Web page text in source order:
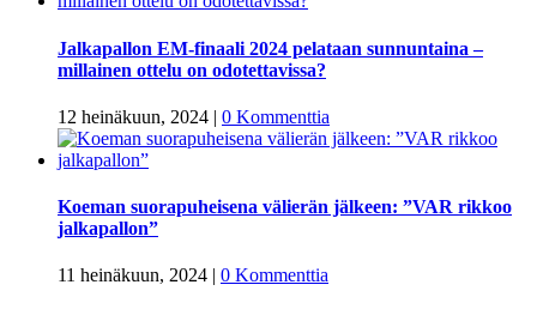
Jalkapallon EM-finaali 2024 pelataan sunnuntaina –
millainen ottelu on odotettavissa?
12 heinäkuun, 2024 | 0 Kommenttia
Koeman suorapuheisena välierän jälkeen: ”VAR rikkoo
jalkapallon”
11 heinäkuun, 2024 | 0 Kommenttia